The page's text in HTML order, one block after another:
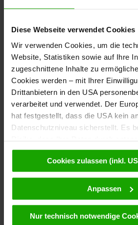
Diese Webseite verwendet Cookies
Wir verwenden Cookies, um die
Website, Statistiken sowie auf Ihre
zugeschnittene Inhalte zu
Cookies werden – mit Ihrer
Drittanbietern in den USA
verarbeitet und verwendet. Der
hat festgestellt, dass die USA kein
Datenschutzniveau sicherstellt. Es
Risiko, dass Ihre Daten durch
Anordnungen gegenüber den
Meta) dem Zugriff durch US-
Überwachungszwecken unterliegen
wirksamen Rechtsbehelfe zur
Ihrem Klick auf „Cookies (inkl. US-
von Drittanbietern (auch in den
Cookies zulassen (inkl.
Anpassen
Nur technisch notwendige